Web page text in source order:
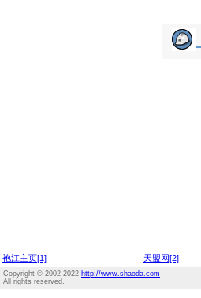
袍江主页[1] 天盟网[2]
Copyright © 2002-2022 http://www.shaoda.com
All rights reserved.